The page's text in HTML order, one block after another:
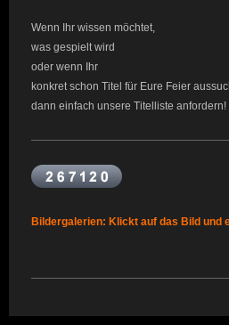
Wenn Ihr wissen möchtet,
was gespielt wird
oder wenn Ihr
konkret schon Titel für Eure Feier
dann einfach unsere Titelliste anfordern!
Bildergalerien: Klickt auf das Bild und